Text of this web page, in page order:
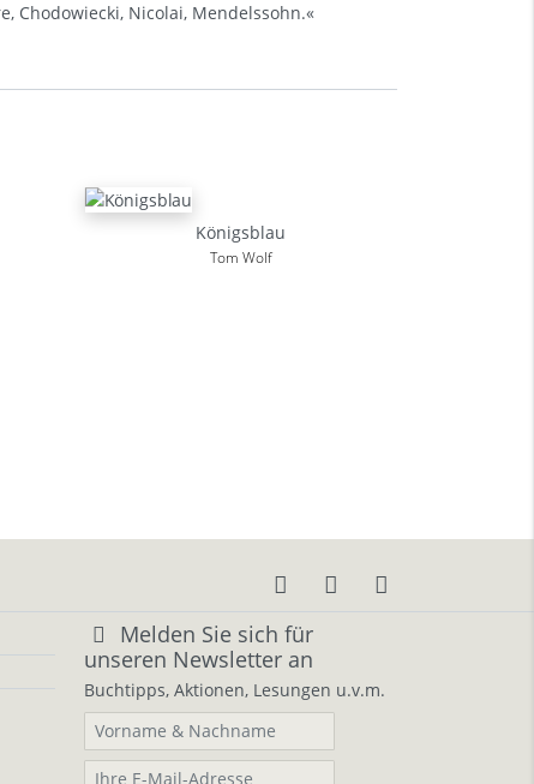
Chodowiecki, Nicolai, Mendelssohn.«
Königsblau
Tom Wolf
Melden Sie sich für
unseren Newsletter an
Buchtipps, Aktionen, Lesungen u.v.m.